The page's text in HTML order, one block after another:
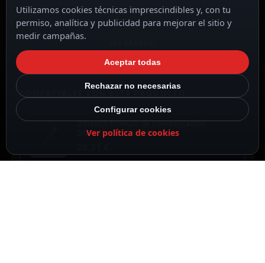
← VOLVER
COMPATIBLES CON ESTE PRODUCTO
Dmtech Módulo de comunicación
DMTECH DMT-M9000-485
Utilizamos cookies técnicas imprescindibles y, con tu
permiso, analítica y publicidad para mejorar el sitio y
medir campañas.
Aceptar todas
Rechazar no necesarias
Configurar cookies
Ver política de cookies